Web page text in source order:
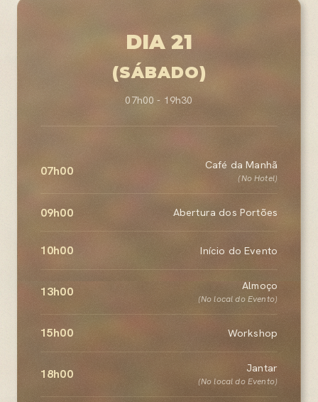
DIA 21
(SÁBADO)
07h00 - 19h30
07h00 Café da Manhã
(No Hotel)
09h00 Abertura dos Portões
10h00 Início do Evento
13h00 Almoço
(No local do Evento)
15h00 Workshop
18h00 Jantar
(No local do Evento)